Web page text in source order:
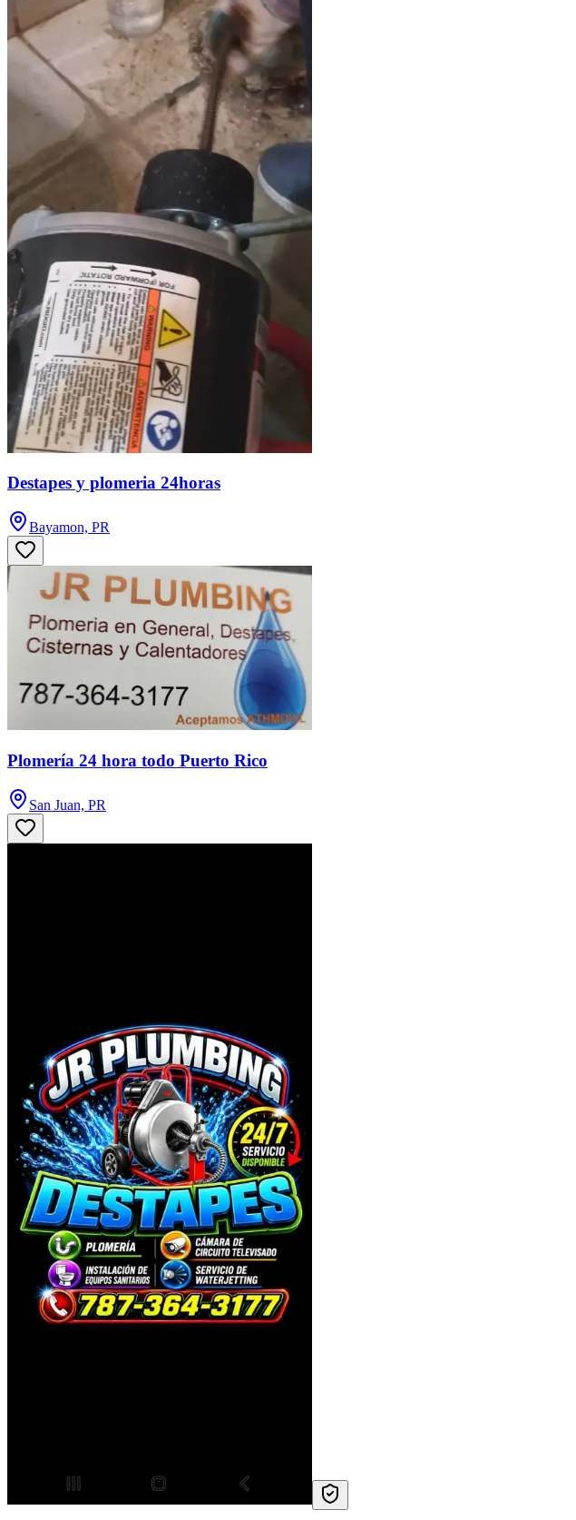
Destapes y plomeria 24horas
Bayamon, PR
Plomería 24 hora todo Puerto Rico
San Juan, PR